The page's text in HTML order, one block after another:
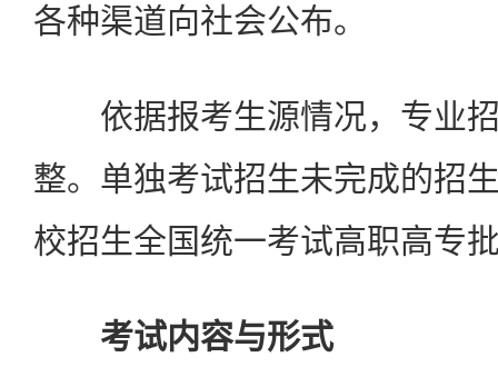
各种渠道向社会公布。
依据报考生源情况，专业招
整。单独考试招生未完成的招
校招生全国统一考试高职高专
考试内容与形式